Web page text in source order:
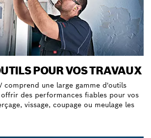
POUR VOS TRAVAUX
comprend une large gamme d'outils
des performances fiables pour vos
vissage, coupage ou meulage les